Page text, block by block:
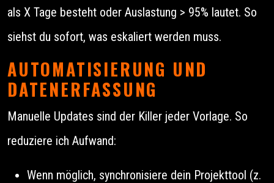
als X Tage besteht oder Auslastung > 95% lautet. So
siehst du sofort, was eskaliert werden muss.
AUTOMATISIERUNG UND
DATENERFASSUNG
Manuelle Updates sind der Killer jeder Vorlage. So
reduziere ich Aufwand:
Wenn möglich, synchronisiere dein Projekttool (z.